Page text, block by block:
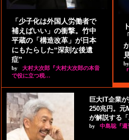
「少子化は外国人労働者で
補えばいい」の衝撃。竹中
平蔵の「構造改革」が日本
にもたらした“深刻な後遺
症”
by
大村大次郎『大村大次郎の本音
で役に立つ税…
by
巨大IT企業
250兆円。
が解説する
by 中島聡『